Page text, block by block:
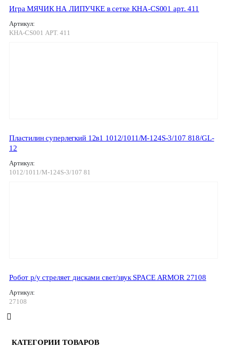
Игра МЯЧИК НА ЛИПУЧКЕ в сетке KHA-CS001 арт. 411
Артикул:
KHA-CS001 АРТ. 411
Пластилин суперлегкий 12в1 1012/1011/М-124S-3/107 818/GL-
12
Артикул:
1012/1011/М-124S-3/107 81
Робот р/у стреляет дисками свет/звук SPACE ARMOR 27108
Артикул:
27108
КАТЕГОРИИ ТОВАРОВ